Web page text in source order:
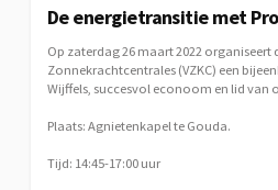
De energietransitie met
Op zaterdag 26 maart 2022 organiseert
Zonnekrachtcentrales (VZKC) een
Wijffels, succesvol econoom en lid van
Plaats: Agnietenkapel te Gouda.
Tijd: 14:45-17:00 uur